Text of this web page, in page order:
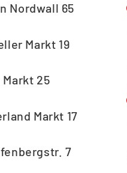
Nordwall 65
Markt 19
25
Markt 17
7